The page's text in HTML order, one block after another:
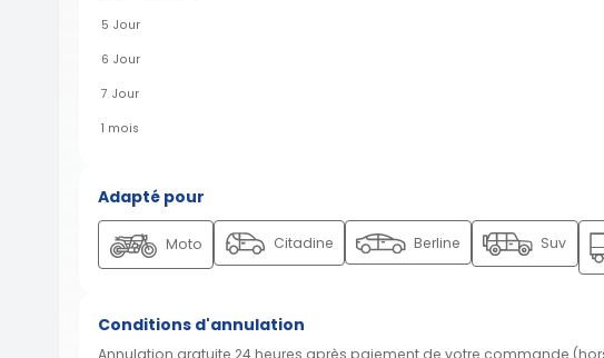
5 Jour
6 Jour
7 Jour
1 mois
Adapté pour
Moto Citadine Berline Suv
Conditions d'annulation
Annulation gratuite 24 heures après paiement de votre commande